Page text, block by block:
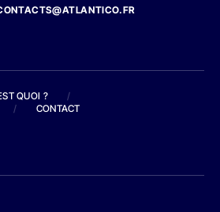
QUOI ?
/
/ CONTACT